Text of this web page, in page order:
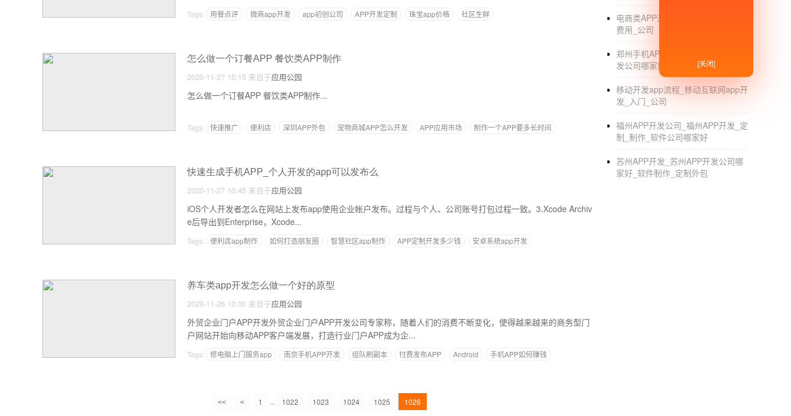
Tags: 用餐点评 微商app开发 app初创公司 APP开发定制 珠宝app价格 社区生鲜
怎么做一个订餐APP 餐饮类APP制作
2020-11-27 15:15 来自于应用公园
怎么做一个订餐APP 餐饮类APP制作...
Tags: 快速推广 便利店 深圳APP外包 宠物商城APP怎么开发 APP应用市场 制作一个APP要多长时间
快速生成手机APP_个人开发的app可以发布么
2020-11-27 10:45 来自于应用公园
iOS个人开发者怎么在网站上发布app使用企业帐户发布。过程与个人、公司账号打包过程一致。3.Xcode Archiv
e后导出到Enterprise，Xcode...
Tags: 便利店app制作 如何打造朋友圈 智慧社区app制作 APP定制开发多少钱
安卓系统app开发
养车类app开发怎么做一个好的原型
2020-11-26 13:00 来自于应用公园
外贸企业门户APP开发外贸企业门户APP开发公司专家称，随着人们的消费不断变化，使得越来越来的商务型门
户网站开始向移动APP客户端发展，打造行业门户APP成为企...
Tags: 修电脑上门服务app 南京手机APP开发 组队刷副本 付费发布APP Android 手机APP如何赚钱
<< < 1 ... 1022 1023 1024 1025 1026
电商类APP开发成本_电商APP开发
费用_公司
郑州手机APP软件开发_郑州APP开
发公司哪家好_排名_价格
移动开发app流程_移动互联网app开
发_入门_公司
福州APP开发公司_福州APP开发_定
制_制作_软件公司哪家好
苏州APP开发_苏州APP开发公司哪
家好_软件制作_定制外包
[关闭]